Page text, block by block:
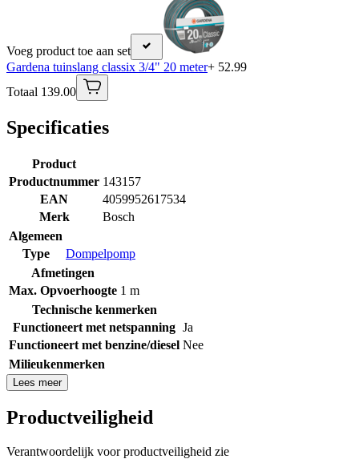
Voeg product toe aan set
Gardena tuinslang classix 3/4" 20 meter+ 52.99
Totaal 139.00
Specificaties
Product
Productnummer 143157
EAN
4059952617534
Merk
Bosch
Algemeen
Type
Dompelpomp
Afmetingen
Max. Opvoerhoogte 1 m
Technische kenmerken
Functioneert met netspanning Ja
Functioneert met benzine/diesel Nee
Milieukenmerken
Lees meer
Productveiligheid
Verantwoordelijk voor productveiligheid zie